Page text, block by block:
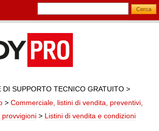
DI SUPPORTO TECNICO GRATUITO >
> Commerciale, listini di vendita, preventivi,
> Listini di vendita e condizioni